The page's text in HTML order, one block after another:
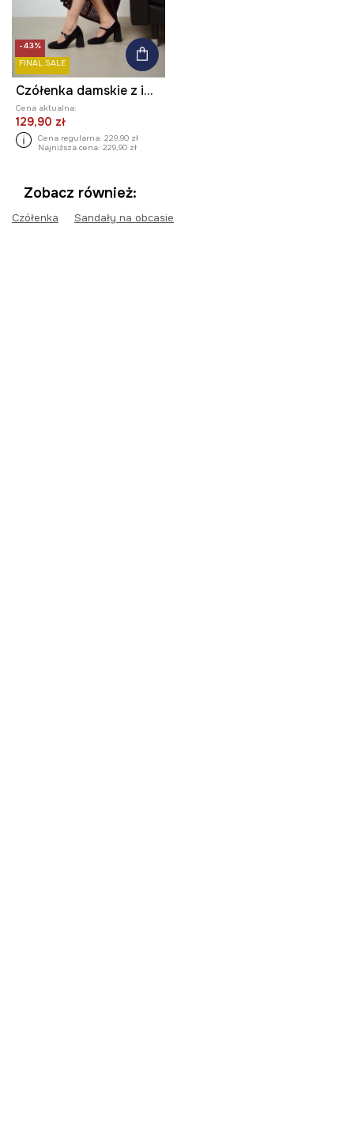
-43%
FINAL SALE
Czółenka damskie z imitacji zamszu
Cena aktualna:
129,90 zł
Cena regularna: 229,90 zł
Najniższa cena: 229,90 zł
Zobacz również:
Czółenka Sandały na obcasie